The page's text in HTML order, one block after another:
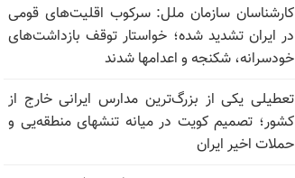
کارشناسان سازمان ملل: سرکوب اقلیت‌های قومی
در ایران تشدید شده؛ خواستار توقف بازداشت‌های
خودسرانه، شکنجه و اعدامها شدند
تعطیلی یکی از بزرگ‌ترین مدارس ایرانی خارج از
کشور؛ تصمیم کویت در میانه تنشهای منطقه‌یی و
حملات اخیر ایران